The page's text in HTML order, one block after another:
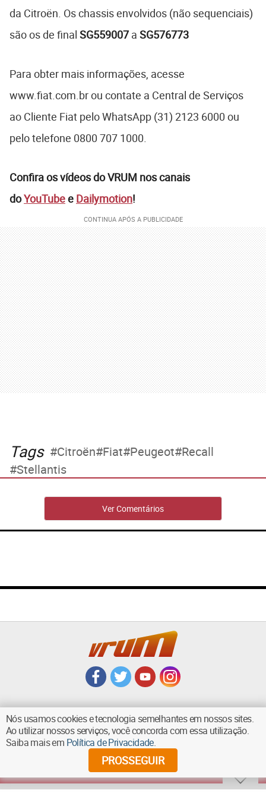
da Citroën. Os chassis envolvidos (não sequenciais)
são os de final SG559007 a SG576773
Para obter mais informações, acesse
www.fiat.com.br ou contate a Central de Serviços
ao Cliente Fiat pelo WhatsApp (31) 2123 6000 ou
pelo telefone 0800 707 1000.
Confira os vídeos do VRUM nos canais
doYouTubee Dailymotion!
Tags Citroën Fiat Peugeot Recall
Stellantis
Ver Comentários
VOLTAR AO TOPO
Diários Associados - Todos os direitos reservados
Nós usamos cookies e tecnologia semelhantes em nossos sites.
Ao utilizar nossos serviços, você concorda com essa utilização.
Saiba mais em Política de Privacidade.
PROSSEGUIR